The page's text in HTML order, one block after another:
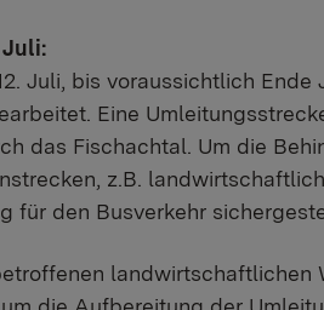
Juli, bis voraussichtlich
Eine
das Fischachtal. Um die
z.B.
für den Busverkehr
landwirtschaftlichen